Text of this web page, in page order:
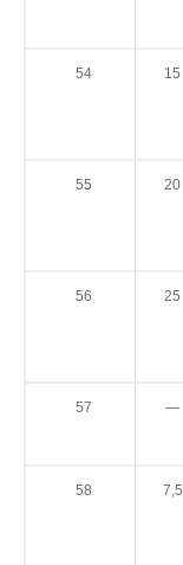
54 15
55 20
56 25
57 —
58 7,5